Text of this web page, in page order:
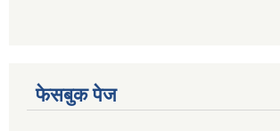
फेसबुक पेज